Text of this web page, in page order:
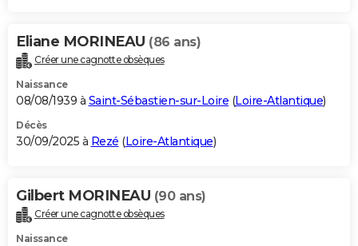
Eliane MORINEAU (86 ans)
Créer une cagnotte obsèques
Naissance
08/08/1939 à Saint-Sébastien-sur-Loire (Loire-Atlantique)
Décès
30/09/2025 à Rezé (Loire-Atlantique)
Gilbert MORINEAU (90 ans)
Créer une cagnotte obsèques
Naissance